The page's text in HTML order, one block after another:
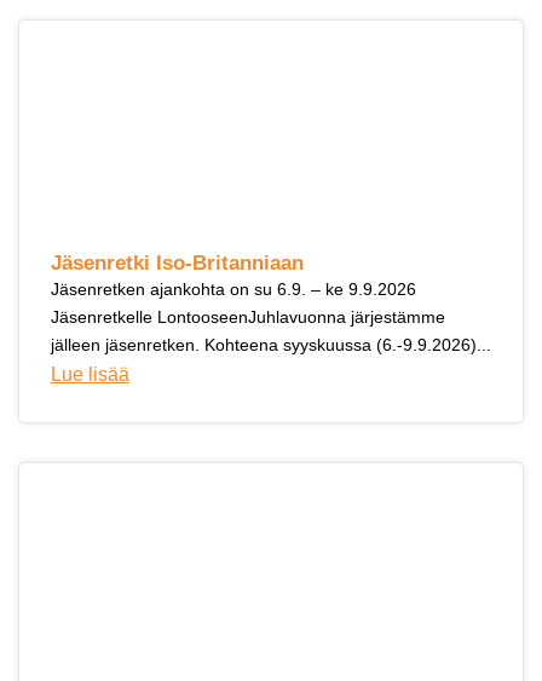
Jäsenretki Iso-Britanniaan
Jäsenretken ajankohta on su 6.9. – ke 9.9.2026
Jäsenretkelle LontooseenJuhlavuonna järjestämme
jälleen jäsenretken. Kohteena syyskuussa (6.-9.9.2026)...
Lue lisää